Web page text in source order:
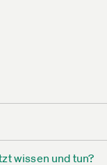
wissen und tun?